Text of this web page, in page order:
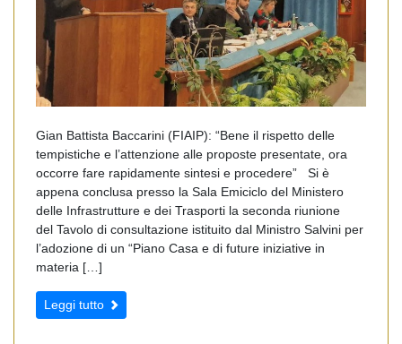
Gian Battista Baccarini (FIAIP): “Bene il rispetto delle
tempistiche e l’attenzione alle proposte presentate, ora
occorre fare rapidamente sintesi e procedere” Si è
appena conclusa presso la Sala Emiciclo del Ministero
delle Infrastrutture e dei Trasporti la seconda riunione
del Tavolo di consultazione istituito dal Ministro Salvini per
l’adozione di un “Piano Casa e di future iniziative in
materia […]
Leggi tutto